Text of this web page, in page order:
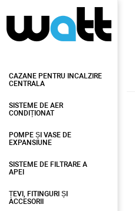
CAZANE PENTRU INCALZIRE
CENTRALA
SISTEME DE AER
CONDIȚIONAT
POMPE ȘI VASE DE
EXPANSIUNE
SISTEME DE FILTRARE A
APEI
ȚEVI, FITINGURI ȘI
ACCESORII